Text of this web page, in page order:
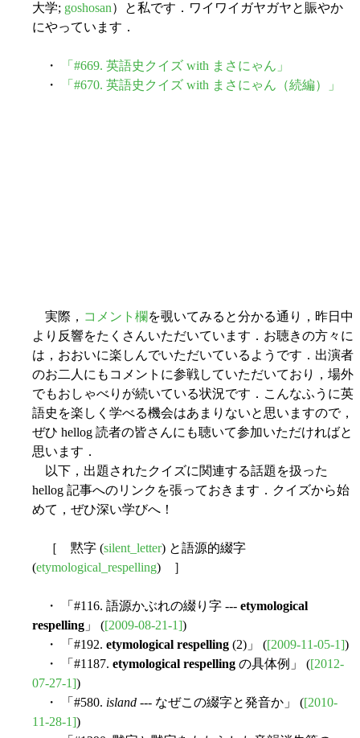
大学; goshosan）と私です．ワイワイガヤガヤと賑やか
にやっています．
・
「#669. 英語史クイズ with まさにゃん」
・
「#670. 英語史クイズ with まさにゃん（続編）」
実際， コメント欄を覗いてみると分かる通り，昨日中
より反響をたくさんいただいています．お聴きの方々に
は，おおいに楽しんでいただいているようです．出演者
のお二人にもコメントに参戦していただいており，場外
でもおしゃべりが続いている状況です．こんなふうに英
語史を楽しく学べる機会はあまりないと思いますので，
ぜひ hellog 読者の皆さんにも聴いて参加いただければと
思います．
以下，出題されたクイズに関連する話題を扱った
hellog 記事へのリンクを張っておきます．クイズから始
めて，ぜひ深い学びへ！
［ 黙字 (silent_letter) と語源的綴字
(etymological_respelling) ］
・ 「#116. 語源かぶれの綴り字 --- etymological
respelling 」 ([2009-08-21-1])
・ 「#192. etymological respelling (2)」 ([2009-11-05-1])
・ 「#1187. etymological respelling の具体例」 ([2012-
07-27-1])
・ 「#580. island --- なぜこの綴字と発音か」 ([2010-
11-28-1])